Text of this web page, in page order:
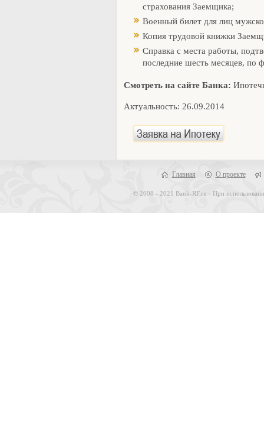
страхования Заемщика;
Военный билет для лиц
Копия трудовой книжки
Справка с места работы,
последние шесть месяцев,
Смотреть на сайте Банка:
Актуальность: 26.09.2014
Главная О проекте
© 2008 - 2021 Bank-RF.ru - При